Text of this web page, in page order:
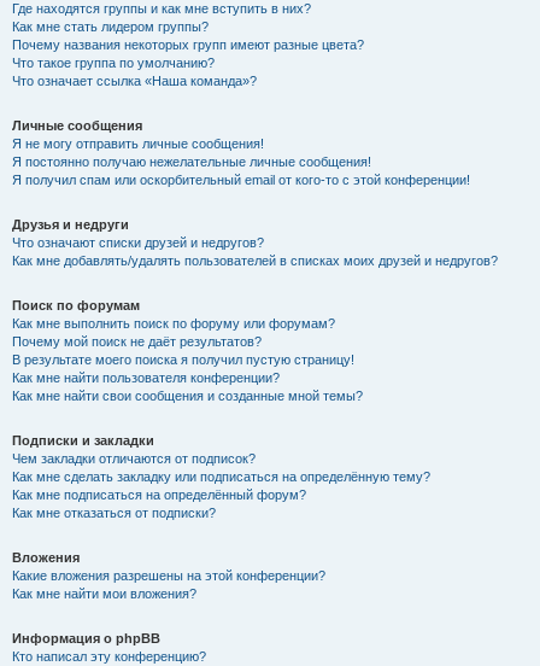
Где находятся группы и как мне вступить в них?
Как мне стать лидером группы?
Почему названия некоторых групп имеют разные цвета?
Что такое группа по умолчанию?
Что означает ссылка «Наша команда»?
Личные сообщения
Я не могу отправить личные сообщения!
Я постоянно получаю нежелательные личные сообщения!
Я получил спам или оскорбительный email от кого-то с этой конференции!
Друзья и недруги
Что означают списки друзей и недругов?
Как мне добавлять/удалять пользователей в списках моих друзей и недругов?
Поиск по форумам
Как мне выполнить поиск по форуму или форумам?
Почему мой поиск не даёт результатов?
В результате моего поиска я получил пустую страницу!
Как мне найти пользователя конференции?
Как мне найти свои сообщения и созданные мной темы?
Подписки и закладки
Чем закладки отличаются от подписок?
Как мне сделать закладку или подписаться на определённую тему?
Как мне подписаться на определённый форум?
Как мне отказаться от подписки?
Вложения
Какие вложения разрешены на этой конференции?
Как мне найти мои вложения?
Информация о phpBB
Кто написал эту конференцию?